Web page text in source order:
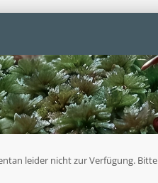
leider nicht zur Verfügung.